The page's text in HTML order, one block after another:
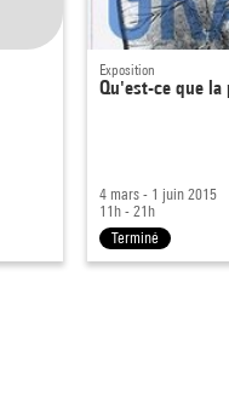
Exposition
Qu'est-ce que la
4 mars - 1 juin 2015
11h - 21h
Terminé